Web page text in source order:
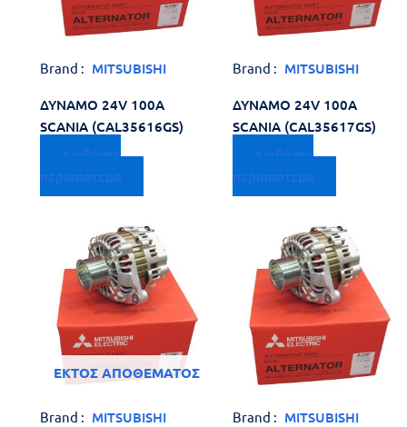
Brand : MITSUBISHI
ΔΥΝΑΜΟ 24V 100A
SCANIA (CAL35616GS)
Διαβάστε
περισσότερα
Brand : MITSUBISHI
ΔΥΝΑΜΟ 24V 100A
SCANIA (CAL35617GS)
Διαβάστε
περισσότερα
ΕΚΤΌΣ ΑΠΟΘΈΜΑΤΟΣ
Brand : MITSUBISHI Brand : MITSUBISHI
Reset
cached